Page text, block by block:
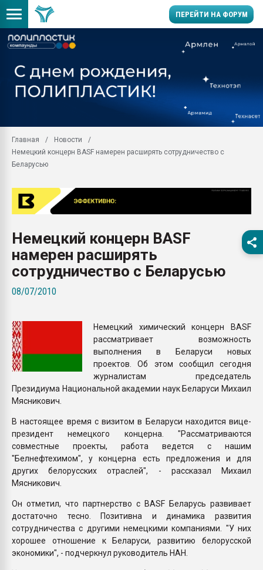
ПЕРЕЙТИ НА ФОРУМ
заводу пластмасс"
первый план в
28.07.2026
ситуацией на
Всё, что касается
Главная
Новости
Немецкий концерн BASF намерен расширять сотрудничество с
Беларусью
Немецкий концерн BASF
намерен расширять
сотрудничество с Беларусью
08/07/2010
Немецкий химический концерн BASF
рассматривает возможность
выполнения в Беларуси новых
проектов. Об этом сообщил сегодня
журналистам председатель
Президиума Национальной академии наук Беларуси Михаил
Мясникович.
В настоящее время с визитом в Беларуси находится вице-
президент немецкого концерна. "Рассматриваются
совместные проекты, работа ведется с нашим
"Белнефтехимом", у концерна есть предложения и для
других белорусских отраслей", - рассказал Михаил
Мясникович.
Он отметил, что партнерство с BASF Беларусь развивает
достаточно тесно. Позитивна и динамика развития
сотрудничества с другими немецкими компаниями. "У них
хорошее отношение к Беларуси, развитию белорусской
экономики", - подчеркнул руководитель НАН.